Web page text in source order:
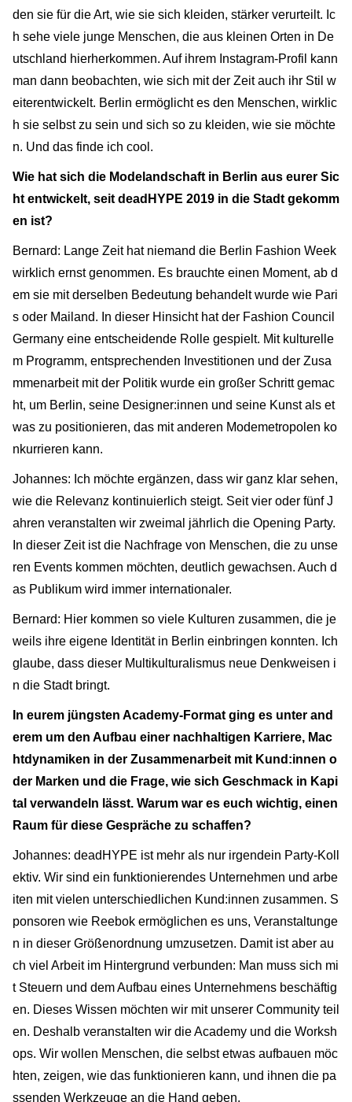
den sie für die Art, wie sie sich kleiden, stärker verurteilt. Ic
h sehe viele junge Menschen, die aus kleinen Orten in De
utschland hierherkommen. Auf ihrem Instagram-Profil kann
man dann beobachten, wie sich mit der Zeit auch ihr Stil w
eiterentwickelt. Berlin ermöglicht es den Menschen, wirklic
h sie selbst zu sein und sich so zu kleiden, wie sie möchte
n. Und das finde ich cool.
Wie hat sich die Modelandschaft in Berlin aus eurer Sic
ht entwickelt, seit deadHYPE 2019 in die Stadt gekomm
en ist?
Bernard: Lange Zeit hat niemand die Berlin Fashion Week
wirklich ernst genommen. Es brauchte einen Moment, ab d
em sie mit derselben Bedeutung behandelt wurde wie Pari
s oder Mailand. In dieser Hinsicht hat der Fashion Council
Germany eine entscheidende Rolle gespielt. Mit kulturelle
m Programm, entsprechenden Investitionen und der Zusa
mmenarbeit mit der Politik wurde ein großer Schritt gemac
ht, um Berlin, seine Designer:innen und seine Kunst als et
was zu positionieren, das mit anderen Modemetropolen ko
nkurrieren kann.
Johannes: Ich möchte ergänzen, dass wir ganz klar sehen,
wie die Relevanz kontinuierlich steigt. Seit vier oder fünf J
ahren veranstalten wir zweimal jährlich die Opening Party.
In dieser Zeit ist die Nachfrage von Menschen, die zu unse
ren Events kommen möchten, deutlich gewachsen. Auch d
as Publikum wird immer internationaler.
Bernard: Hier kommen so viele Kulturen zusammen, die je
weils ihre eigene Identität in Berlin einbringen konnten. Ich
glaube, dass dieser Multikulturalismus neue Denkweisen i
n die Stadt bringt.
In eurem jüngsten Academy-Format ging es unter and
erem um den Aufbau einer nachhaltigen Karriere, Mac
htdynamiken in der Zusammenarbeit mit Kund:innen o
der Marken und die Frage, wie sich Geschmack in Kapi
tal verwandeln lässt. Warum war es euch wichtig, einen
Raum für diese Gespräche zu schaffen?
Johannes: deadHYPE ist mehr als nur irgendein Party-Koll
ektiv. Wir sind ein funktionierendes Unternehmen und arbe
iten mit vielen unterschiedlichen Kund:innen zusammen. S
ponsoren wie Reebok ermöglichen es uns, Veranstaltunge
n in dieser Größenordnung umzusetzen. Damit ist aber au
ch viel Arbeit im Hintergrund verbunden: Man muss sich mi
t Steuern und dem Aufbau eines Unternehmens beschäftig
en. Dieses Wissen möchten wir mit unserer Community teil
en. Deshalb veranstalten wir die Academy und die Worksh
ops. Wir wollen Menschen, die selbst etwas aufbauen möc
hten, zeigen, wie das funktionieren kann, und ihnen die pa
ssenden Werkzeuge an die Hand geben.